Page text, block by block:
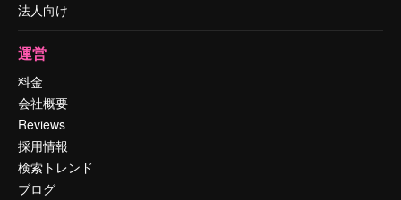
法人向け
運営
料金
会社概要
Reviews
採用情報
検索トレンド
ブログ